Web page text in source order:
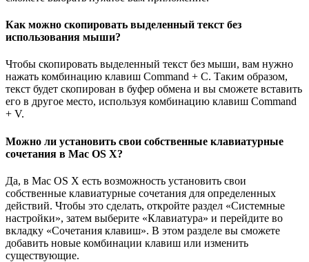
Как можно скопировать выделенный текст без
использования мыши?
Чтобы скопировать выделенный текст без мыши, вам нужно
нажать комбинацию клавиш Command + C. Таким образом,
текст будет скопирован в буфер обмена и вы сможете вставить
его в другое место, используя комбинацию клавиш Command
+ V.
Можно ли установить свои собственные клавиатурные
сочетания в Mac OS X?
Да, в Mac OS X есть возможность установить свои
собственные клавиатурные сочетания для определенных
действий. Чтобы это сделать, откройте раздел «Системные
настройки», затем выберите «Клавиатура» и перейдите во
вкладку «Сочетания клавиш». В этом разделе вы сможете
добавить новые комбинации клавиш или изменить
существующие.